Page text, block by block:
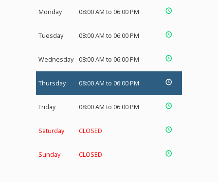
Monday 08:00 AM to 06:00 PM
Tuesday 08:00 AM to 06:00 PM
Wednesday 08:00 AM to 06:00 PM
Thursday 08:00 AM to 06:00 PM
Friday 08:00 AM to 06:00 PM
Saturday CLOSED
Sunday CLOSED